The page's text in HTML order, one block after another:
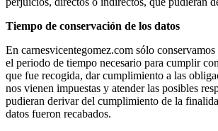
Tiempo de conservación de los datos
En carnesvicentegomez.com sólo
el periodo de tiempo necesario para cumplir
que fue recogida, dar cumplimiento a las
nos vienen impuestas y atender las posibles
pudieran derivar del cumplimiento de la
datos fueron recabados.